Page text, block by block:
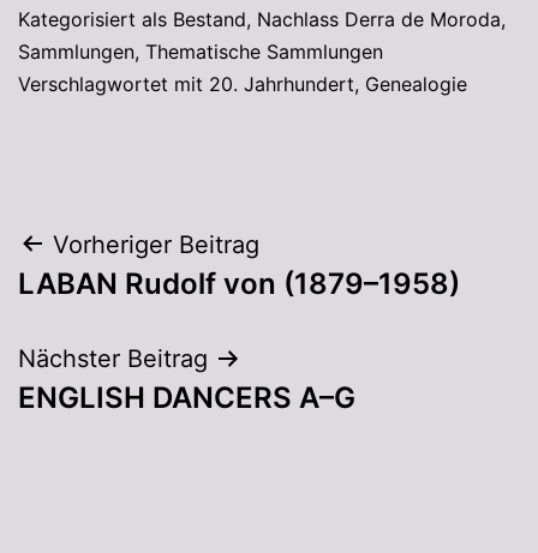
Kategorisiert als Bestand, Nachlass Derra de Moroda,
Sammlungen, Thematische Sammlungen
Verschlagwortet mit 20. Jahrhundert, Genealogie
Vorheriger Beitrag
LABAN Rudolf von (1879–1958)
Nächster Beitrag
ENGLISH DANCERS A–G